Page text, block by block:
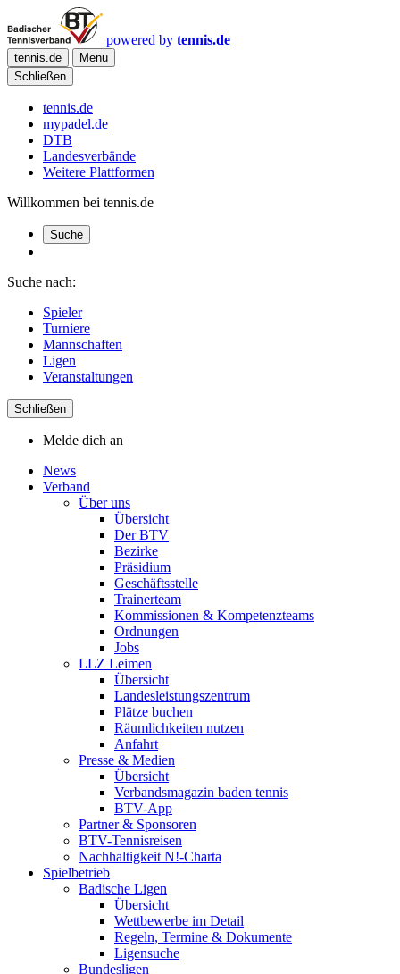
powered by tennis.de
tennis.de
Menu
Schließen
tennis.de
mypadel.de
DTB
Landesverbände
Weitere Plattformen
Willkommen bei tennis.de
Suche
Suche nach:
Spieler
Turniere
Mannschaften
Ligen
Veranstaltungen
Schließen
Melde dich an
News
Verband
Über uns
Übersicht
Der BTV
Bezirke
Präsidium
Geschäftsstelle
Trainerteam
Kommissionen & Kompetenzteams
Ordnungen
Jobs
LLZ Leimen
Übersicht
Landesleistungszentrum
Plätze buchen
Räumlichkeiten nutzen
Anfahrt
Presse & Medien
Übersicht
Verbandsmagazin baden tennis
BTV-App
Partner & Sponsoren
BTV-Tennisreisen
Nachhaltigkeit N!-Charta
Spielbetrieb
Badische Ligen
Übersicht
Wettbewerbe im Detail
Regeln, Termine & Dokumente
Ligensuche
Bundesligen